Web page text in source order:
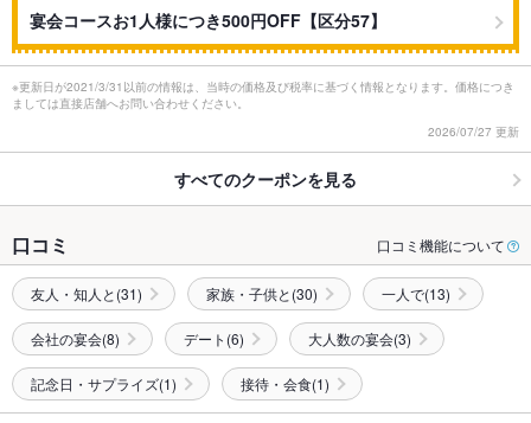
宴会コースお1人様につき500円OFF【区分57】
※更新日が2021/3/31以前の情報は、当時の価格及び税率に基づく情報となります。価格につき
ましては直接店舗へお問い合わせください。
2026/07/27 更新
すべてのクーポンを見る
口コミ 口コミ機能について
友人・知人と(31) 家族・子供と(30) 一人で(13)
会社の宴会(8) デート(6) 大人数の宴会(3)
記念日・サプライズ(1) 接待・会食(1)